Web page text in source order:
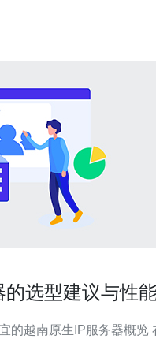
选型建议与性
的越南原生IP服务器概览